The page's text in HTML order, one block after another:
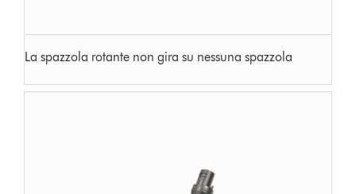
La spazzola rotante non gira su nessuna spazzola